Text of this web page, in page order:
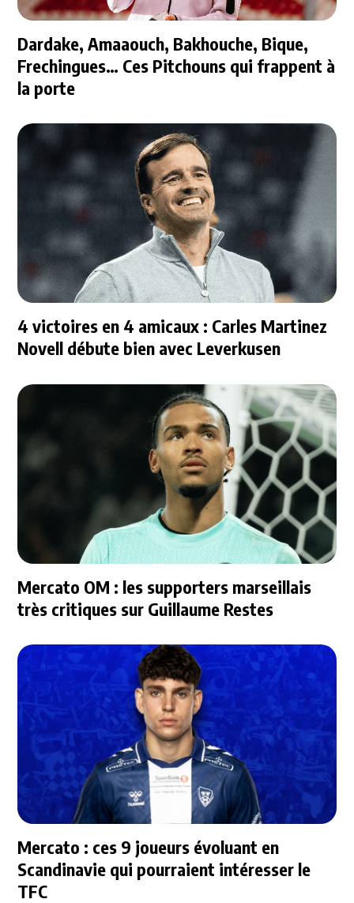
Dardake, Amaaouch, Bakhouche, Bique,
Frechingues… Ces Pitchouns qui frappent à
la porte
4 victoires en 4 amicaux : Carles Martinez
Novell débute bien avec Leverkusen
Mercato OM : les supporters marseillais
très critiques sur Guillaume Restes
Mercato : ces 9 joueurs évoluant en
Scandinavie qui pourraient intéresser le
TFC